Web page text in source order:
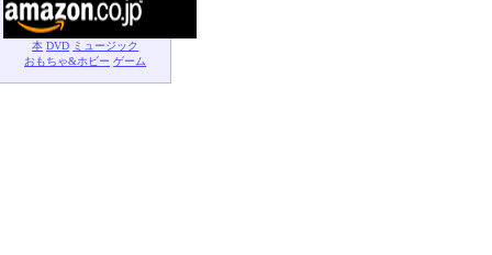
本 DVD ミュージック
おもちゃ&ホビー ゲーム